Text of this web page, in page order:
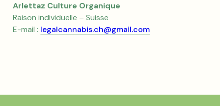
Arlettaz Culture Organique
Raison individuelle – Suisse
E-mail : legalcannabis.ch@gmail.com